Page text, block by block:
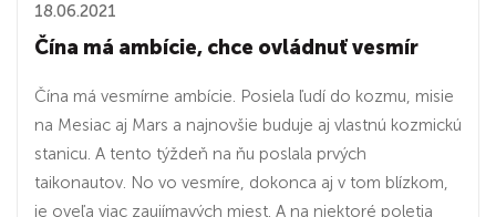
18.06.2021
Čína má ambície, chce ovládnuť vesmír
Čína má vesmírne ambície. Posiela ľudí do kozmu, misie
na Mesiac aj Mars a najnovšie buduje aj vlastnú kozmickú
stanicu. A tento týždeň na ňu poslala prvých
taikonautov. No vo vesmíre, dokonca aj v tom blízkom,
je oveľa viac zaujímavých miest. A na niektoré poletia